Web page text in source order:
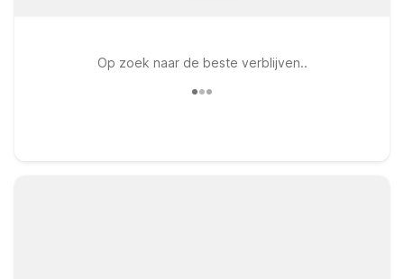
Op zoek naar de beste verblijven..